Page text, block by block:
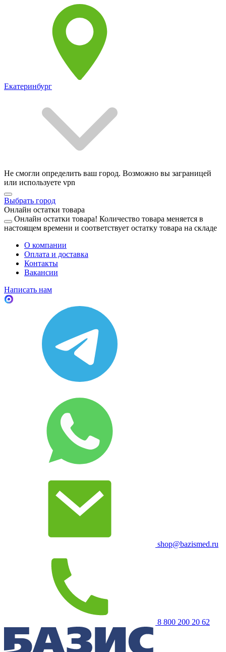
Екатеринбург
Не смогли определить ваш город. Возможно вы заграницей
или используете vpn
Выбрать город
Онлайн остатки товара
Онлайн остатки товара! Количество товара меняется в
настоящем времени и соответствует остатку товара на складе
О компании
Оплата и доставка
Контакты
Вакансии
Написать нам
shop@bazismed.ru
8 800 200 20 62